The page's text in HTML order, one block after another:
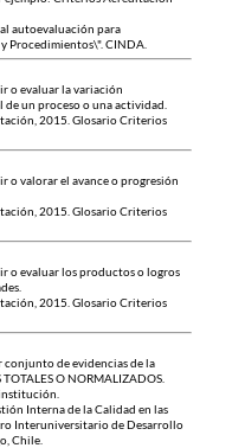
autoevaluación para
Procedimientos\". CINDA.
o evaluar la variación
un proceso o una actividad.
2015. Glosario Criterios
o valorar el avance o progresión
2015. Glosario Criterios
o evaluar los productos o logros
2015. Glosario Criterios
conjunto de evidencias de la
O NORMALIZADOS.
Interna de la Calidad en las
Interuniversitario de Desarrollo
Chile.